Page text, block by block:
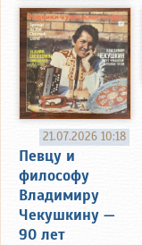
21.07.2026 10:18
Певцу и
философу
Владимиру
Чекушкину —
90 лет